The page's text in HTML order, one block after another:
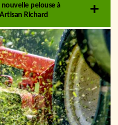
nouvelle pelouse à
Richard